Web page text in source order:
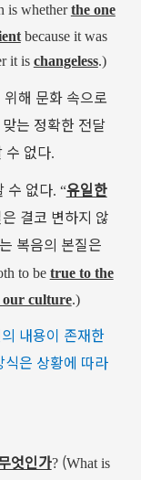
is whetherthe one
because it was
it is changeless.)
위해 문화 속으로
맞는 정확한 전달
수 없다.
수 없다. “유일한
결코 변하지 않
복음의 본질은
to be true to the
culture.)
내용이 존재한
식은 상황에 따라
엇인가? (What is